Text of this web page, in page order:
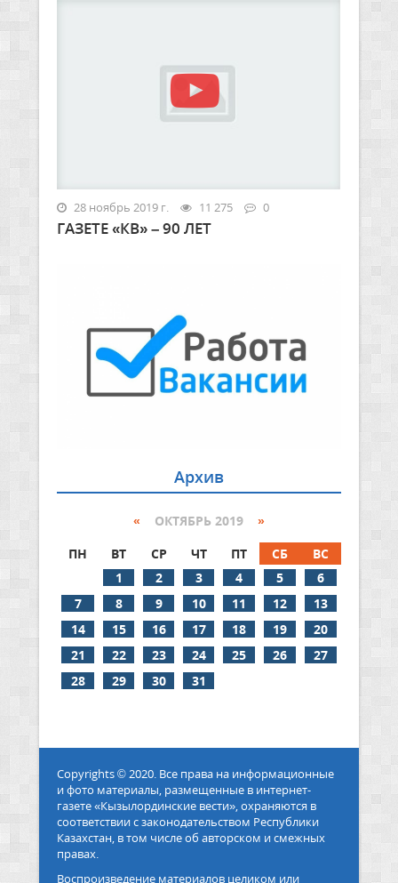
28 ноябрь 2019 г. 11 275 0
ГАЗЕТЕ «КВ» – 90 ЛЕТ
Архив
« ОКТЯБРЬ 2019 »
ПН
ВТ СР ЧТ ПТ СБ
ВС
1
2 3 4 5
6
7
8 9 10 11 12
13
14
15 16 17 18 19
20
21
22 23 24 25 26
27
28
29 30 31
Copyrights © 2020. Все права на информационные
и фото материалы, размещенные в интернет-
газете «Кызылординские вести», охраняются в
соответствии с законодательством Республики
Казахстан, в том числе об авторском и смежных
правах.
Воспроизведение материалов целиком или